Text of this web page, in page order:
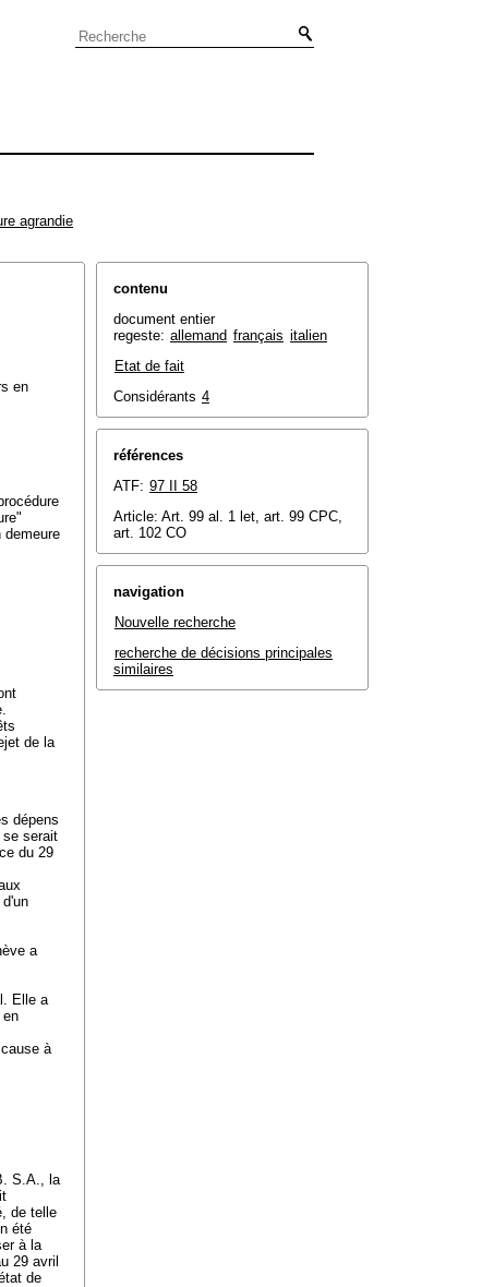
agrandie
en
demeure
de la
dépens
se serait
du 29
a
Elle a
en
à
S.A., la
de telle
été
à la
29 avril
de
contenu
document entier
regeste: allemand français italien
Etat de fait
Considérants 4
références
ATF: 97 II 58
Article: Art. 99 al. 1 let, art. 99 CPC,
art. 102 CO
navigation
Nouvelle recherche
recherche de décisions principales
similaires